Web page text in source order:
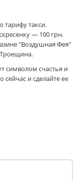
тарифу такси.
— 100 грн.
"Воздушная Фея"
Троещина.
символом счастья и
и сделайте ее